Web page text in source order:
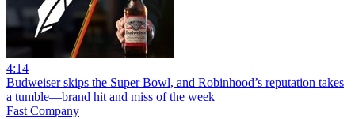
4:14
Budweiser skips the Super Bowl, and Robinhood’s reputation takes
a tumble—brand hit and miss of the week
Fast Company